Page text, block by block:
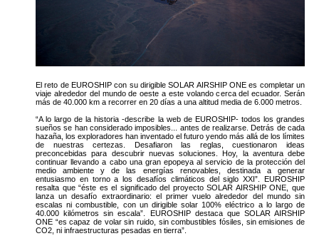
El reto de EUROSHIP con su dirigible SOLAR AIRSHIP ONE es completar un
viaje alrededor del mundo de oeste a este volando cerca del ecuador. Serán
más de 40.000 km a recorrer en 20 días a una altitud media de 6.000 metros.
“A lo largo de la historia -describe la web de EUROSHIP- todos los grandes
sueños se han considerado imposibles... antes de realizarse. Detrás de cada
hazaña, los exploradores han inventado el futuro yendo más allá de los límites
de nuestras certezas. Desafiaron las reglas, cuestionaron ideas
preconcebidas para descubrir nuevas soluciones. Hoy, la aventura debe
continuar llevando a cabo una gran epopeya al servicio de la protección del
medio ambiente y de las energías renovables, destinada a generar
entusiasmo en torno a los desafíos climáticos del siglo XXI”. EUROSHIP
resalta que “éste es el significado del proyecto SOLAR AIRSHIP ONE, que
lanza un desafío extraordinario: el primer vuelo alrededor del mundo sin
escalas ni combustible, con un dirigible solar 100% eléctrico a lo largo de
40.000 kilómetros sin escala”. EUROSHIP destaca que SOLAR AIRSHIP
ONE “es capaz de volar sin ruido, sin combustibles fósiles, sin emisiones de
CO2, ni infraestructuras pesadas en tierra”.